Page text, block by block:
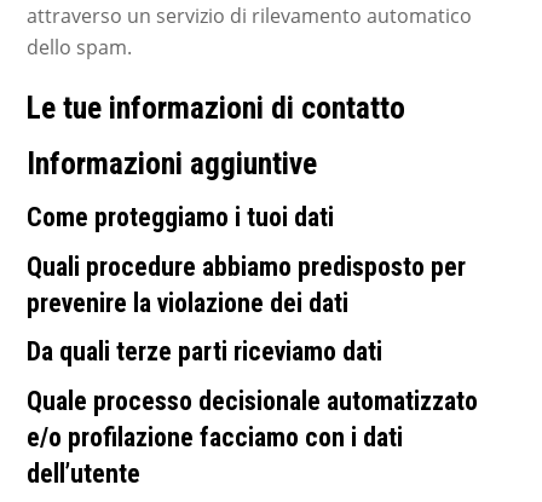
attraverso un servizio di rilevamento automatico
dello spam.
Le tue informazioni di contatto
Informazioni aggiuntive
Come proteggiamo i tuoi dati
Quali procedure abbiamo predisposto per
prevenire la violazione dei dati
Da quali terze parti riceviamo dati
Quale processo decisionale automatizzato
e/o profilazione facciamo con i dati
dell’utente